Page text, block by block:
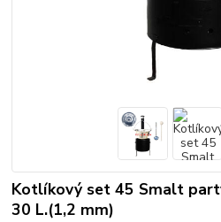
Kotlíkový set 45 Smalt
30 L.(1,2 mm)